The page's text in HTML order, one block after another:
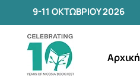
9-11 ΟΚΤΩΒΡΙΟΥ 2026
Αρχική